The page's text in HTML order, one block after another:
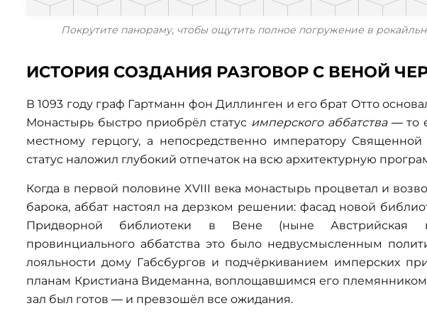
Покрутите панораму, чтобы ощутить полное погружение в
ИСТОРИЯ СОЗДАНИЯ РАЗГОВОР С ВЕНОЙ
В 1093 году граф Гартманн фон Диллинген и его брат Отто
Монастырь быстро приобрёл статус имперского аббатства— то
местному герцогу, а непосредственно императору
статус наложил глубокий отпечаток на всю архитектурную
Когда в первой половине XVIII века монастырь процветал и
барока, аббат настоял на дерзком решении: фасад новой
Придворной библиотеки в Вене (ныне Австрийская
провинциального аббатства это было недвусмысленным
лояльности дому Габсбургов и подчёркиванием имперских
планам Кристиана Видеманна, воплощавшимся его
зал был готов — и превзошёл все ожидания.